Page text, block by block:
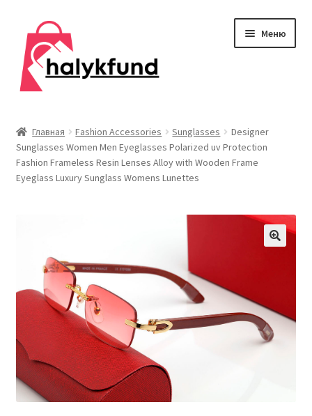
Перейти
навигации
Перейти
содержимому
Меню
Главная
О нас
Дом и сад
Одежда
меню
Публикации
Главная Fashion Accessories Sunglasses
Designer
Sunglasses Women Men Eyeglasses Polarized uv Protection
Fashion Frameless Resin Lenses Alloy with Wooden Frame
Eyeglass Luxury Sunglass Womens Lunettes